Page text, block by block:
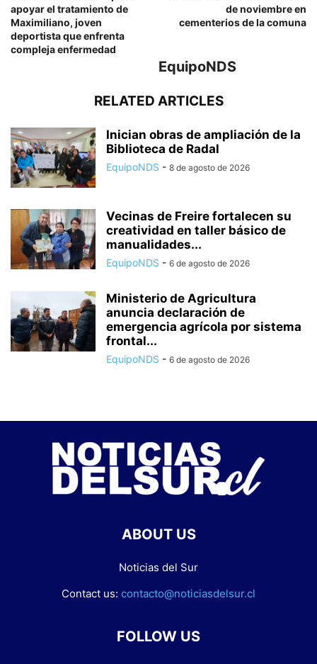
apoyar el tratamiento de
Maximiliano, joven
deportista que enfrenta
compleja enfermedad
de noviembre ️en
cementerios de la comuna
EquipoNDS
RELATED ARTICLES
Inician obras de ampliación de la
Biblioteca de Radal
EquipoNDS - 8 de agosto de 2026
Vecinas de Freire fortalecen su
creatividad en taller básico de
manualidades...
EquipoNDS - 6 de agosto de 2026
Ministerio de Agricultura
anuncia declaración de
emergencia agrícola por sistema
frontal...
EquipoNDS - 6 de agosto de 2026
ABOUT US
Noticias del Sur
Contact us: contacto@noticiasdelsur.cl
FOLLOW US